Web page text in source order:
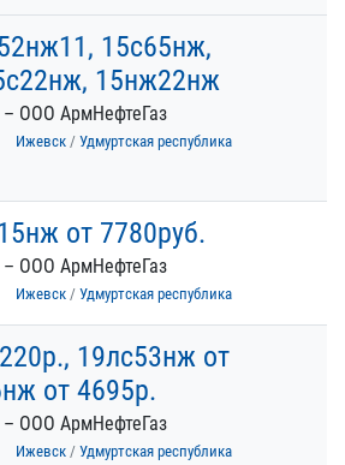
15с65нж,
15нж22нж
– ООО АрмНефтеГаз
Ижевск / Удмуртская республика
от 7780руб.
– ООО АрмНефтеГаз
Ижевск / Удмуртская республика
19лс53нж от
от 4695р.
– ООО АрмНефтеГаз
Ижевск / Удмуртская республика